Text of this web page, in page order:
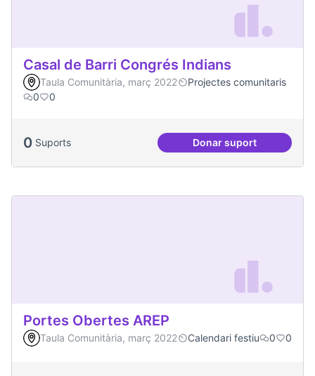
Casal de Barri Congrés Indians
Taula Comunitària, març 2022
Projectes comunitaris
0
0
0 Suports Donar suportCasal de Barri
Portes Obertes AREP
Taula Comunitària, març 2022 Calendari festiu 0 0